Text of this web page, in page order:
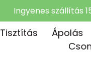
Ingyenes szállítás
Tisztítás Ápolás